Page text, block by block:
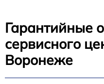
Гарантийные
сервисного
Воронеже